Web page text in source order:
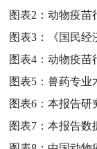
图表2：动物疫苗
图表3：
《国民
图表4：动物疫苗
图表5：兽药专业
图表6：本报告研
图表7：本报告数